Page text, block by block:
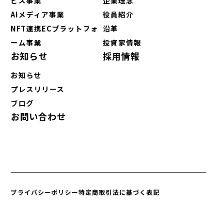
AIメディア事業
NFT連携ECプラットフォ
ーム事業
役員紹介
沿革
投資家情報
お知らせ
お知らせ
プレスリリース
ブログ
採用情報
お問い合わせ
プライバシーポリシー特定商取引法に基づく表記